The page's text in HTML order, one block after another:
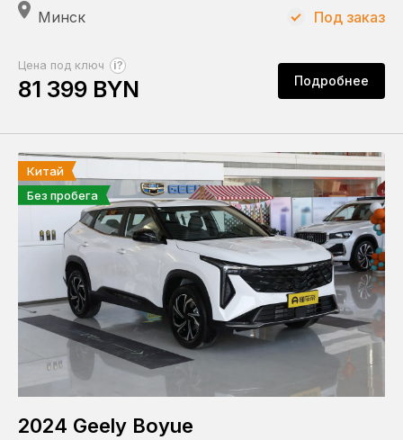
Минск
Цена под ключ ?
81 399 BYN Подробнее
Под заказ
Китай
Без пробега
2024 Geely Boyue